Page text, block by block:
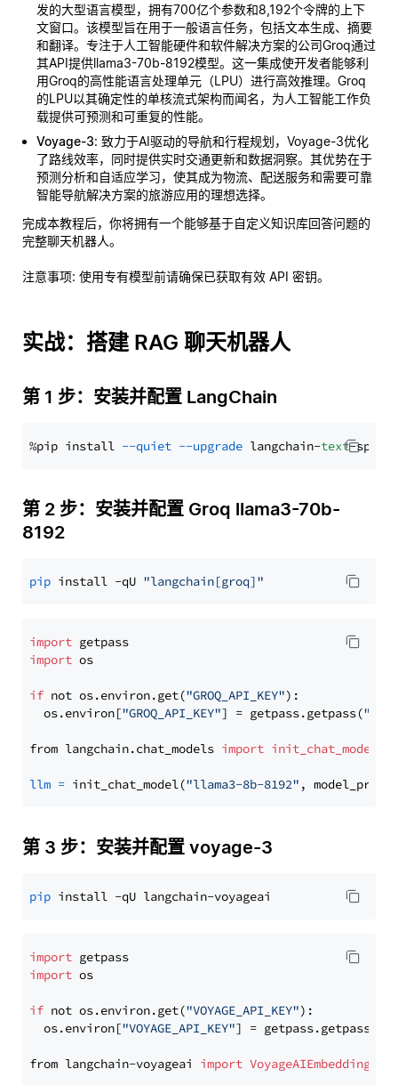
发的大型语言模型，拥有700亿个参数和8,192个令牌的上下
文窗口。该模型旨在用于一般语言任务，包括文本生成、摘要
和翻译。专注于人工智能硬件和软件解决方案的公司Groq通过
其API提供llama3-70b-8192模型。这一集成使开发者能够利
用Groq的高性能语言处理单元（LPU）进行高效推理。Groq
的LPU以其确定性的单核流式架构而闻名，为人工智能工作负
载提供可预测和可重复的性能。
Voyage-3: 致力于AI驱动的导航和行程规划，Voyage-3优化
了路线效率，同时提供实时交通更新和数据洞察。其优势在于
预测分析和自适应学习，使其成为物流、配送服务和需要可靠
智能导航解决方案的旅游应用的理想选择。
完成本教程后，你将拥有一个能够基于自定义知识库回答问题的
完整聊天机器人。
注意事项: 使用专有模型前请确保已获取有效 API 密钥。
实战：搭建 RAG 聊天机器人
第 1 步：安装并配置 LangChain
%pip install --quiet --upgrade langchain-text
第 2 步：安装并配置 Groq llama3-70b-
8192
pip install -qU "langchain[groq]"
import
import os
if not os.environ.get("GROQ_API_KEY"):
  os.environ[
"GROQ_API_KEY"] = getpass.getpass(
from langchain.chat_models import init_chat_model
llm = init_chat_model("llama3-8b-8192" ,
第 3 步：安装并配置 voyage-3
pip
import
import os
if not os.environ.get("VOYAGE_API_KEY"):
  os.environ[
"VOYAGE_API_KEY"] = getpass.getpass(
from langchain-voyageai import VoyageAIEmbeddings